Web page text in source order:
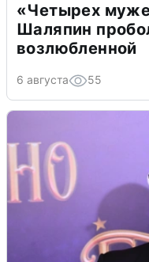
«Четырех
Шаляпин
возлюбленной
6 августа 55